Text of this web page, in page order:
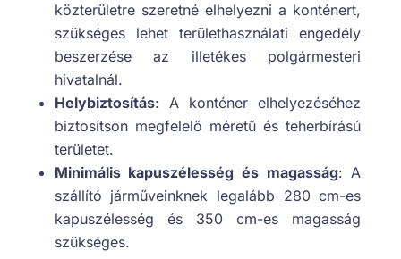
közterületre szeretné elhelyezni a konténert,
szükséges lehet területhasználati engedély
beszerzése az illetékes polgármesteri
hivatalnál.
Helybiztosítás: A konténer elhelyezéséhez
biztosítson megfelelő méretű és teherbírású
területet.
Minimális kapuszélesség és magasság: A
szállító járműveinknek legalább 280 cm-es
kapuszélesség és 350 cm-es magasság
szükséges.